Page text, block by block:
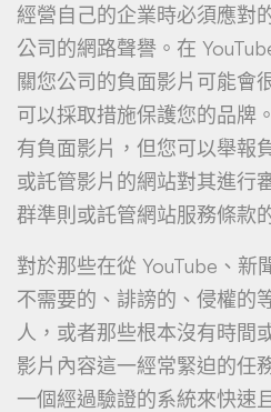
經營自己的企業時必須應對
公司的網路聲譽。在
關您公司的負面影片可能會
可以採取措施保護您的品牌
有負面影片，但您可以舉報
或託管影片的網站對其進行
群準則或託管網站服務條款
對於那些在從 YouTube、新
不需要的、誹謗的、侵權的
人，或者那些根本沒有時間
影片內容這一經常緊迫的任
一個經過驗證的系統來快速